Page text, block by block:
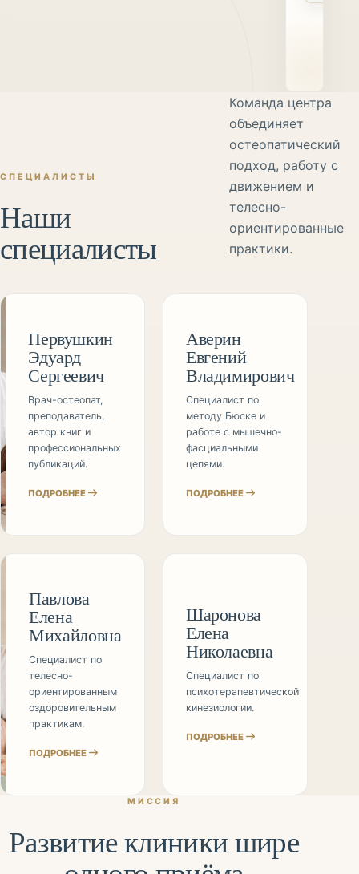
СПЕЦИАЛИСТЫ
Наши
специалисты
Команда центра
объединяет
остеопатический
подход, работу с
движением и
телесно-
ориентированные
практики.
Первушкин
Эдуард
Сергеевич
Врач-остеопат,
преподаватель,
автор книг и
профессиональных
публикаций.
ПОДРОБНЕЕ
Аверин
Евгений
Владимирович
Специалист по
методу Бюске и
работе с мышечно-
фасциальными
цепями.
ПОДРОБНЕЕ
Павлова
Елена
Михайловна
Специалист по
телесно-
ориентированным
оздоровительным
практикам.
ПОДРОБНЕЕ
Шаронова
Елена
Николаевна
Специалист по
психотерапевтической
кинезиологии.
ПОДРОБНЕЕ
МИССИЯ
Развитие клиники шире